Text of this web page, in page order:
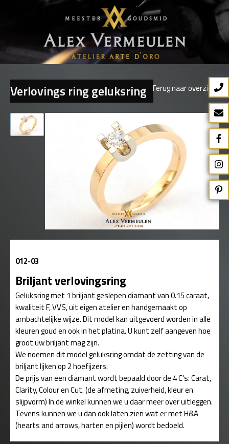
Terug naar overzicht
Verlovings ring geluksring
012-03
Briljant verlovingsring
Geluksring met 1 briljant geslepen diamant van 0.15 caraat,
kwaliteit F, VVS, uit eigen atelier en handgemaakt op
ambachtelijke wijze. Dit model kan uitgevoerd worden in alle
kleuren goud en ook in het platina. U kunt zelf aangeven hoe
groot uw briljant mag zijn.
We noemen dit model geluksring omdat de zetting van de
briljant lijken op 2 hoefijzers.
De prijs van een diamant wordt bepaald door de 4 C's: Carat,
Clarity, Colour en Cut. (de afmeting, zuiverheid, kleur en
slijpvorm) In de winkel kunnen we u daar meer over uitleggen.
Tevens kunnen we u dan ook laten zien wat er met H&A
(hearts and arrows, harten en pijlen) wordt bedoeld.